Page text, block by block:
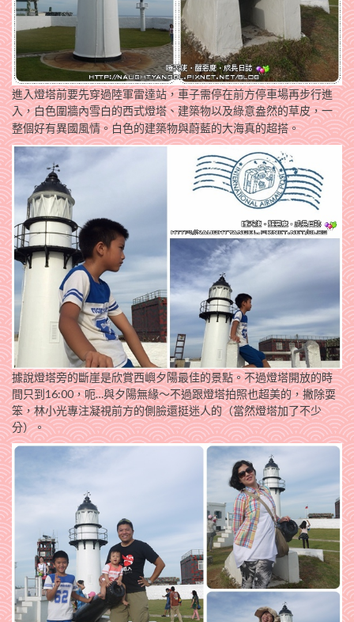
進入燈塔前要先穿過陸軍雷達站，車子需停在前方停車場再步行進
入，白色圍牆內雪白的西式燈塔、建築物以及綠意盎然的草皮，一
整個好有異國風情。白色的建築物與蔚藍的大海真的超搭。
據說燈塔旁的斷崖是欣賞西嶼夕陽最佳的景點。不過燈塔開放的時
間只到16:00，呃…與夕陽無緣～不過跟燈塔拍照也超美的，撇除耍
笨，林小光專注凝視前方的側臉還挺迷人的（當然燈塔加了不少
分）。